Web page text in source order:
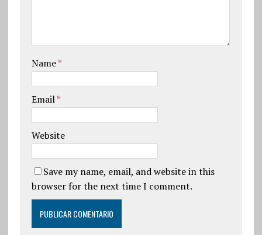
Name*
Email*
Website
Save my name, email, and website in this
browser for the next time I comment.